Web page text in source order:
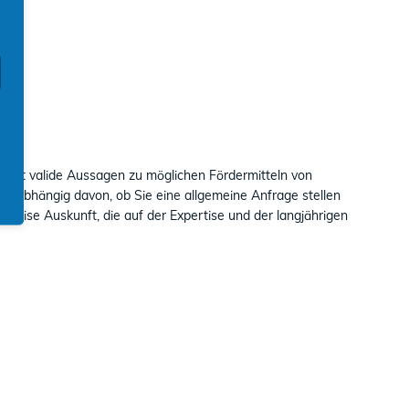
valide Aussagen zu möglichen Fördermitteln von
davon, ob Sie eine allgemeine Anfrage stellen
Auskunft, die auf der Expertise und der langjährigen